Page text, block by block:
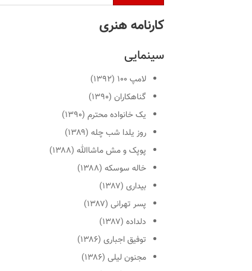
کارنامه هنری
سینمایی
لامپ ۱۰۰
(۱۳۹۲)
گناهکاران (۱۳۹۰)
یک خانواده محترم (۱۳۹۰)
روز یلدا شب چله (۱۳۸۹)
پوپک و مش ماشاالله (۱۳۸۸)
خاله سوسکه (۱۳۸۸)
بیداری (۱۳۸۷)
پسر تهرانی (۱۳۸۷)
دلداده (۱۳۸۷)
توفیق اجباری (۱۳۸۶)
مجنون لیلی (۱۳۸۶)